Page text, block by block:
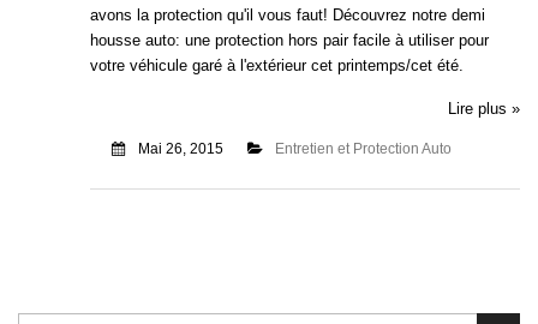
avons la protection qu'il vous faut! Découvrez notre demi
housse auto: une protection hors pair facile à utiliser pour
votre véhicule garé à l'extérieur cet printemps/cet été.
Lire plus »
Mai 26, 2015 Entretien et Protection Auto